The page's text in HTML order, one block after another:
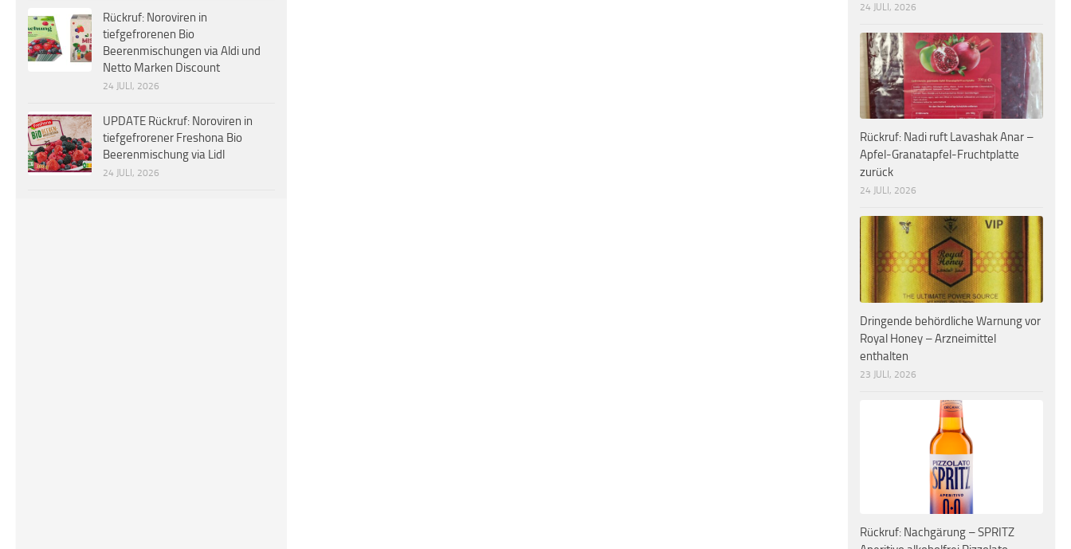
Rückruf: Noroviren in
tiefgefrorenen Bio
Beerenmischungen via Aldi und
Netto Marken Discount
24 JULI, 2026
UPDATE Rückruf: Noroviren in
tiefgefrorener Freshona Bio
Beerenmischung via Lidl
24 JULI, 2026
24 JULI, 2026
Rückruf: Nadi ruft Lavashak Anar –
Apfel-Granatapfel-Fruchtplatte
zurück
24 JULI, 2026
Dringende behördliche Warnung vor
Royal Honey – Arzneimittel
enthalten
23 JULI, 2026
Rückruf: Nachgärung – SPRITZ